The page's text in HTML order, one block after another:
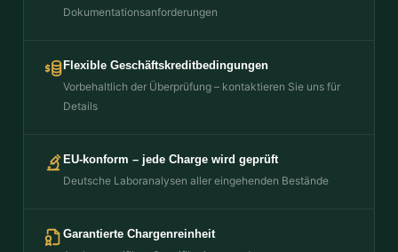
Dokumentationsanforderungen
Flexible Geschäftskreditbedingungen
Vorbehaltlich der Überprüfung – kontaktieren Sie uns für
Details
EU-konform – jede Charge wird geprüft
Deutsche Laboranalysen aller eingehenden Bestände
Garantierte Chargenreinheit